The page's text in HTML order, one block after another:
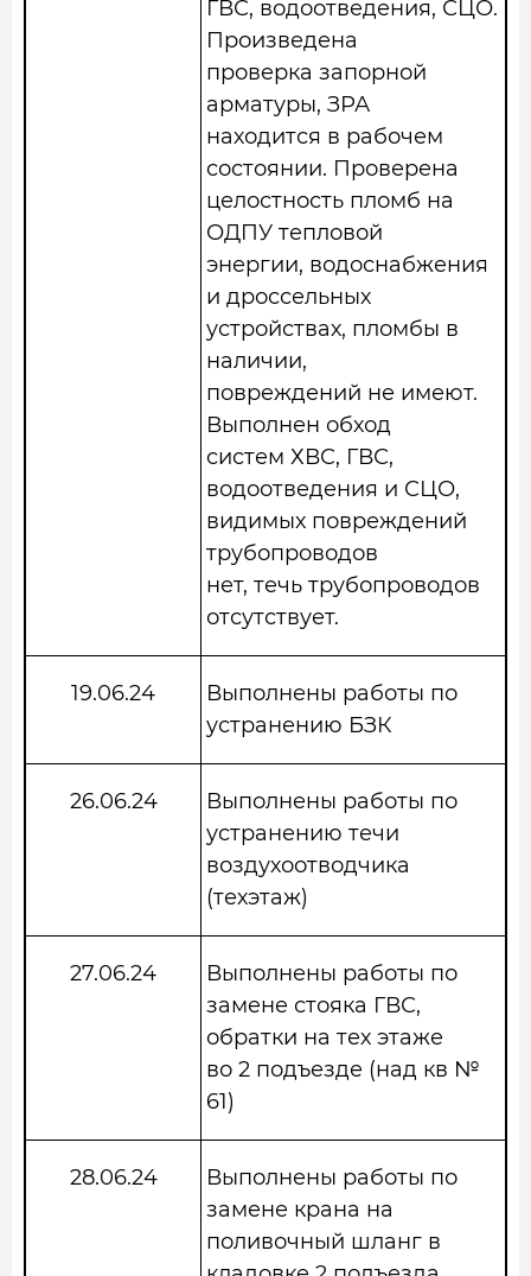
ГВС, водоотведения, СЦО.
Произведена
проверка запорной
арматуры, ЗРА
находится в рабочем
состоянии. Проверена
целостность пломб на
ОДПУ тепловой
энергии, водоснабжения
и дроссельных
устройствах, пломбы в
наличии,
повреждений не имеют.
Выполнен обход
систем ХВС, ГВС,
водоотведения и СЦО,
видимых повреждений
трубопроводов
нет, течь трубопроводов
отсутствует.
19.06.24
Выполнены работы по
устранению БЗК
26.06.24
Выполнены работы по
устранению течи
воздухоотводчика
(техэтаж)
27.06.24
Выполнены работы по
замене стояка ГВС,
обратки на тех этаже
во 2 подъезде (над кв №
61)
28.06.24
Выполнены работы по
замене крана на
поливочный шланг в